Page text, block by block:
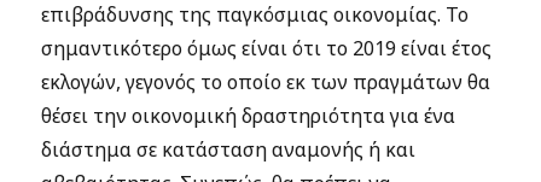
επιβράδυνσης της παγκόσμιας οικονομίας. Το
σημαντικότερο όμως είναι ότι το 2019 είναι έτος
εκλογών, γεγονός το οποίο εκ των πραγμάτων θα
θέσει την οικονομική δραστηριότητα για ένα
διάστημα σε κατάσταση αναμονής ή και